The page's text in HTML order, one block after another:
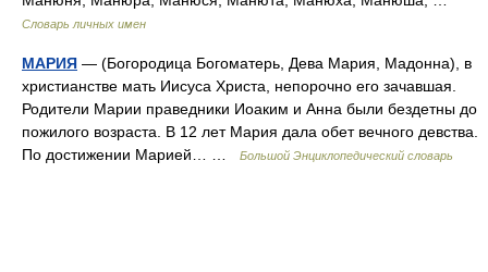
Словарь личных имен
МАРИЯ — (Богородица Богоматерь, Дева Мария, Мадонна), в
христианстве мать Иисуса Христа, непорочно его зачавшая.
Родители Марии праведники Иоаким и Анна были бездетны до
пожилого возраста. В 12 лет Мария дала обет вечного девства.
По достижении Марией… …
Большой Энциклопедический словарь